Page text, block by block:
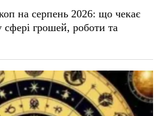
на серпень 2026: що чекає
сфері грошей, роботи та